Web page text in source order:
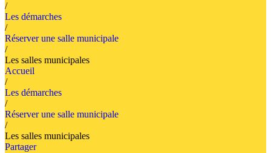
/
Les démarches
/
Réserver une salle municipale
/
Les salles municipales
Accueil
/
Les démarches
/
Réserver une salle municipale
/
Les salles municipales
Partager